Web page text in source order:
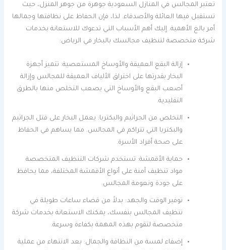
تعتبر المجالس في المنازل السعودية جوهرة من جوهر المنزل، حيث
تستقبل فيها العائلة والأصدقاء. لذا، فإن الحفاظ على نظافتها وجمالها
أمر بالغ الأهمية. إليك أهم الأسباب التي تدعوك للاستعانة بخدمات
شركة متخصصة لتنظيف مجالسك بالبخار في الرياض:
إزالة البقع العميقة والأوساخ المستعصية: تتميز أجهزة
البخار بقدرتها على اختراق الألياف العميقة للمجالس وإزالة
أصعب البقع والأوساخ التي يصعب التخلص منها بالطرق
التقليدية.
التخلص من الجراثيم والبكتريا: يعمل البخار على قتل الجراثيم
والبكتريا التي تتراكم في المجالس. مما يساهم في الحفاظ
على صحة أفراد الأسرة.
حماية الأقمشة: تستخدم شركات التنظيف المتخصصة
مواد تنظيف آمنة على أنواع الأقمشة المختلفة، مما يحافظ
على جودة ونعومة المجالس.
توفير الوقت والجهد: بدلاً من قضاء ساعات طويلة في
تنظيف المجالس بنفسك، يمكنك الاستعانة بخدمات شركة
متخصصة لتقوم بهذه المهمة بكفاءة وسرعة.
إضفاء لمسة من النظافة والجمال: بعد الانتهاء من عملية